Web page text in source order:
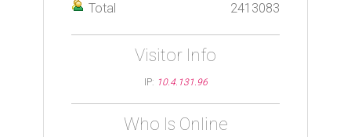
Total
2413083
Visitor Info
IP: 10.4.131.96
Who Is Online